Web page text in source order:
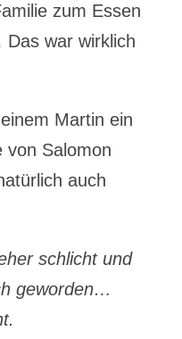
zum Essen
war wirklich
Martin ein
von Salomon
auch
schlicht und
geworden…